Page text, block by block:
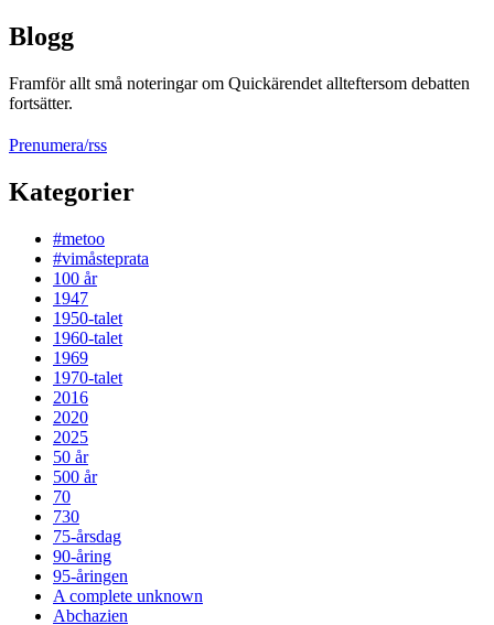
Blogg
Framför allt små noteringar om Quickärendet allteftersom debatten
fortsätter.
Prenumera/rss
Kategorier
#metoo
#vimåsteprata
100 år
1947
1950-talet
1960-talet
1969
1970-talet
2016
2020
2025
50 år
500 år
70
730
75-årsdag
90-åring
95-åringen
A complete unknown
Abchazien